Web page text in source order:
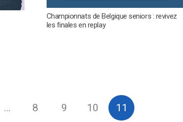
Championnats de Belgique seniors : revivez
les finales en replay
… 8 9 10 11